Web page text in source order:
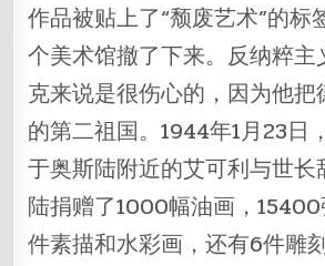
作品被贴上了“颓废艺术”的标
个美术馆撤了下来。反纳粹主
克来说是很伤心的，因为他
的第二祖国。1944年1月23日
于奥斯陆附近的艾可利与世
陆捐赠了1000幅油画，
件素描和水彩画，还有6件雕